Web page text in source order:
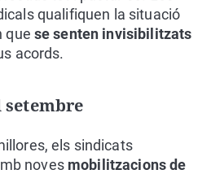
qualifiquen la situació
que se senten invisibilitzats
acords.
els sindicats
noves mobilitzacions de